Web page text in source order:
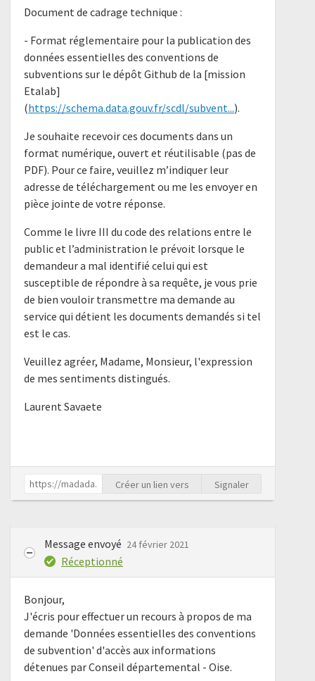
Document de cadrage technique :
- Format réglementaire pour la publication des
données essentielles des conventions de
subventions sur le dépôt Github de la [mission
Etalab]
(https://schema.data.gouv.fr/scdl/subvent...).
Je souhaite recevoir ces documents dans un
format numérique, ouvert et réutilisable (pas de
PDF). Pour ce faire, veuillez m’indiquer leur
adresse de téléchargement ou me les envoyer en
pièce jointe de votre réponse.
Comme le livre III du code des relations entre le
public et l’administration le prévoit lorsque le
demandeur a mal identifié celui qui est
susceptible de répondre à sa requête, je vous prie
de bien vouloir transmettre ma demande au
service qui détient les documents demandés si tel
est le cas.
Veuillez agréer, Madame, Monsieur, l'expression
de mes sentiments distingués.
Laurent Savaete
Créer un lien vers Signaler
Message envoyé 24 février 2021
Réceptionné
Bonjour,
J'écris pour effectuer un recours à propos de ma
demande 'Données essentielles des conventions
de subvention' d'accès aux informations
détenues par Conseil départemental - Oise.